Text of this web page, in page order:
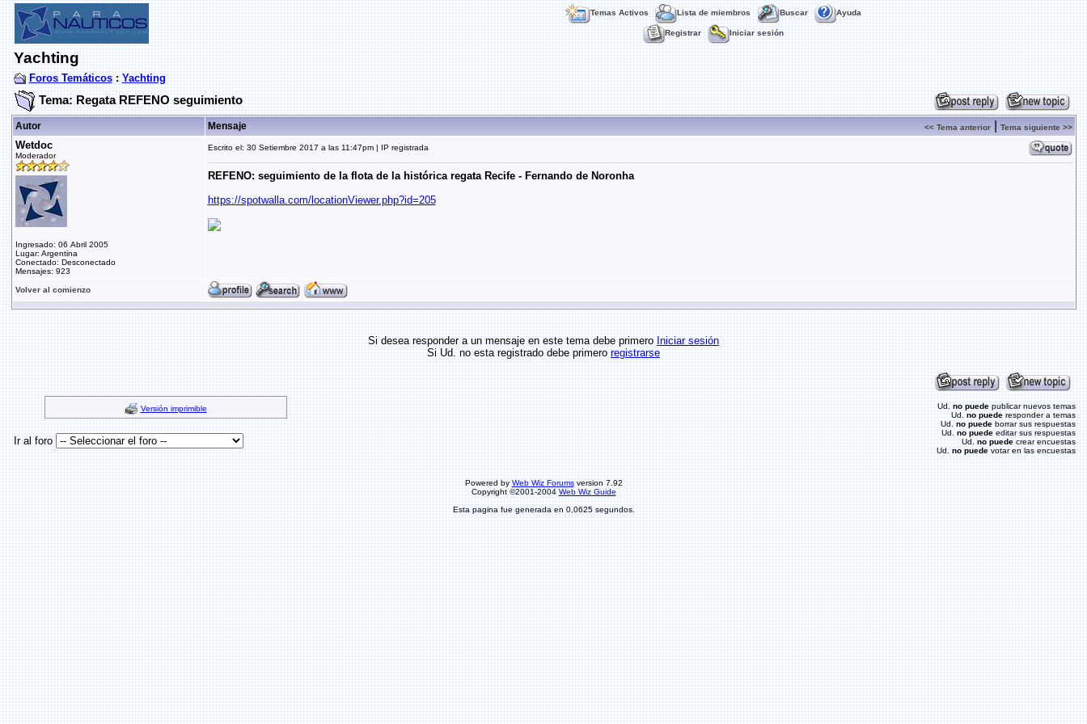
Temas Activos Lista de miembros Buscar Ayuda
Registrar Iniciar sesión
Yachting
Foros Temáticos: Yachting
Tema: Regata REFENO seguimiento
Autor Mensaje << Tema anterior| Tema siguiente >>
Wetdoc
Moderador
Ingresado: 06 Abril 2005
Lugar: Argentina
Conectado: Desconectado
Mensajes: 923
Escrito el: 30 Setiembre 2017 a las 11:47pm | IP registrada
REFENO: seguimiento de la flota de la histórica regata Recife - Fernando de Noronha
https://spotwalla.com/locationViewer.php?id=205
Volver al comienzo
Si desea responder a un mensaje en este tema debe primero Iniciar sesión
Si Ud. no esta registrado debe primero registrarse
Versión imprimible
Ir al foro
Ud. no puedepublicar nuevos temas
Ud. no puederesponder a temas
Ud. no puedeborrar sus respuestas
Ud. no puedeeditar sus respuestas
Ud. no puedecrear encuestas
Ud. no puedevotar en las encuestas
Powered by Web Wiz Forumsversion 7.92
Copyright ©2001-2004 Web Wiz Guide
Esta pagina fue generada en 0,0625 segundos.